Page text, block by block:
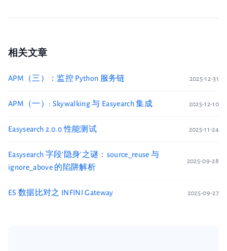
相关文章
APM（三）：监控 Python 服务链 2025-12-31
APM（一）: Skywalking 与 Easyearch 集成 2025-12-10
Easysearch 2.0.0 性能测试 2025-11-24
Easysearch 字段'隐身'之谜：source_reuse 与
ignore_above 的陷阱解析
2025-09-28
ES 数据比对之 INFINI Gateway 2025-09-27